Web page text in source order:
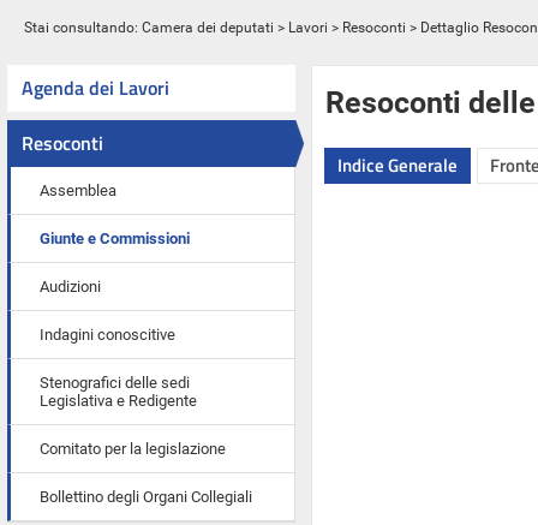
Stai consultando: Camera dei deputati > Lavori > Resoconti > Dettaglio
Agenda dei Lavori
Resoconti
Assemblea
Giunte e Commissioni
Audizioni
Indagini conoscitive
Stenografici delle sedi
Legislativa e Redigente
Comitato per la legislazione
Bollettino degli Organi Collegiali
Resoconti
Indice Generale